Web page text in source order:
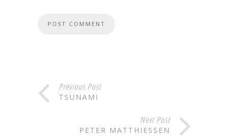
Previous Post
TSUNAMI
Next Post
PETER MATTHIESSEN